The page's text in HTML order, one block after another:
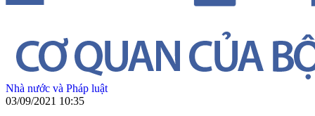
Nhà nước và Pháp luật
03/09/2021 10:35